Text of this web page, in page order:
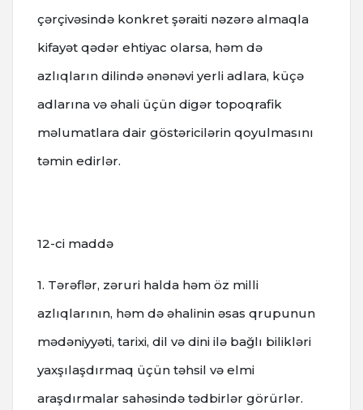
çərçivəsində konkret şəraiti nəzərə almaqla
kifayət qədər ehtiyac olarsa, həm də
azlıqların dilində ənənəvi yerli adlara, küçə
adlarına və əhali üçün digər topoqrafik
məlumatlara dair göstəricilərin qoyulmasını
təmin edirlər.
12-ci maddə
1. Tərəflər, zəruri halda həm öz milli
azlıqlarının, həm də əhalinin əsas qrupunun
mədəniyyəti, tarixi, dil və dini ilə bağlı bilikləri
yaxşılaşdırmaq üçün təhsil və elmi
araşdırmalar sahəsində tədbirlər görürlər.